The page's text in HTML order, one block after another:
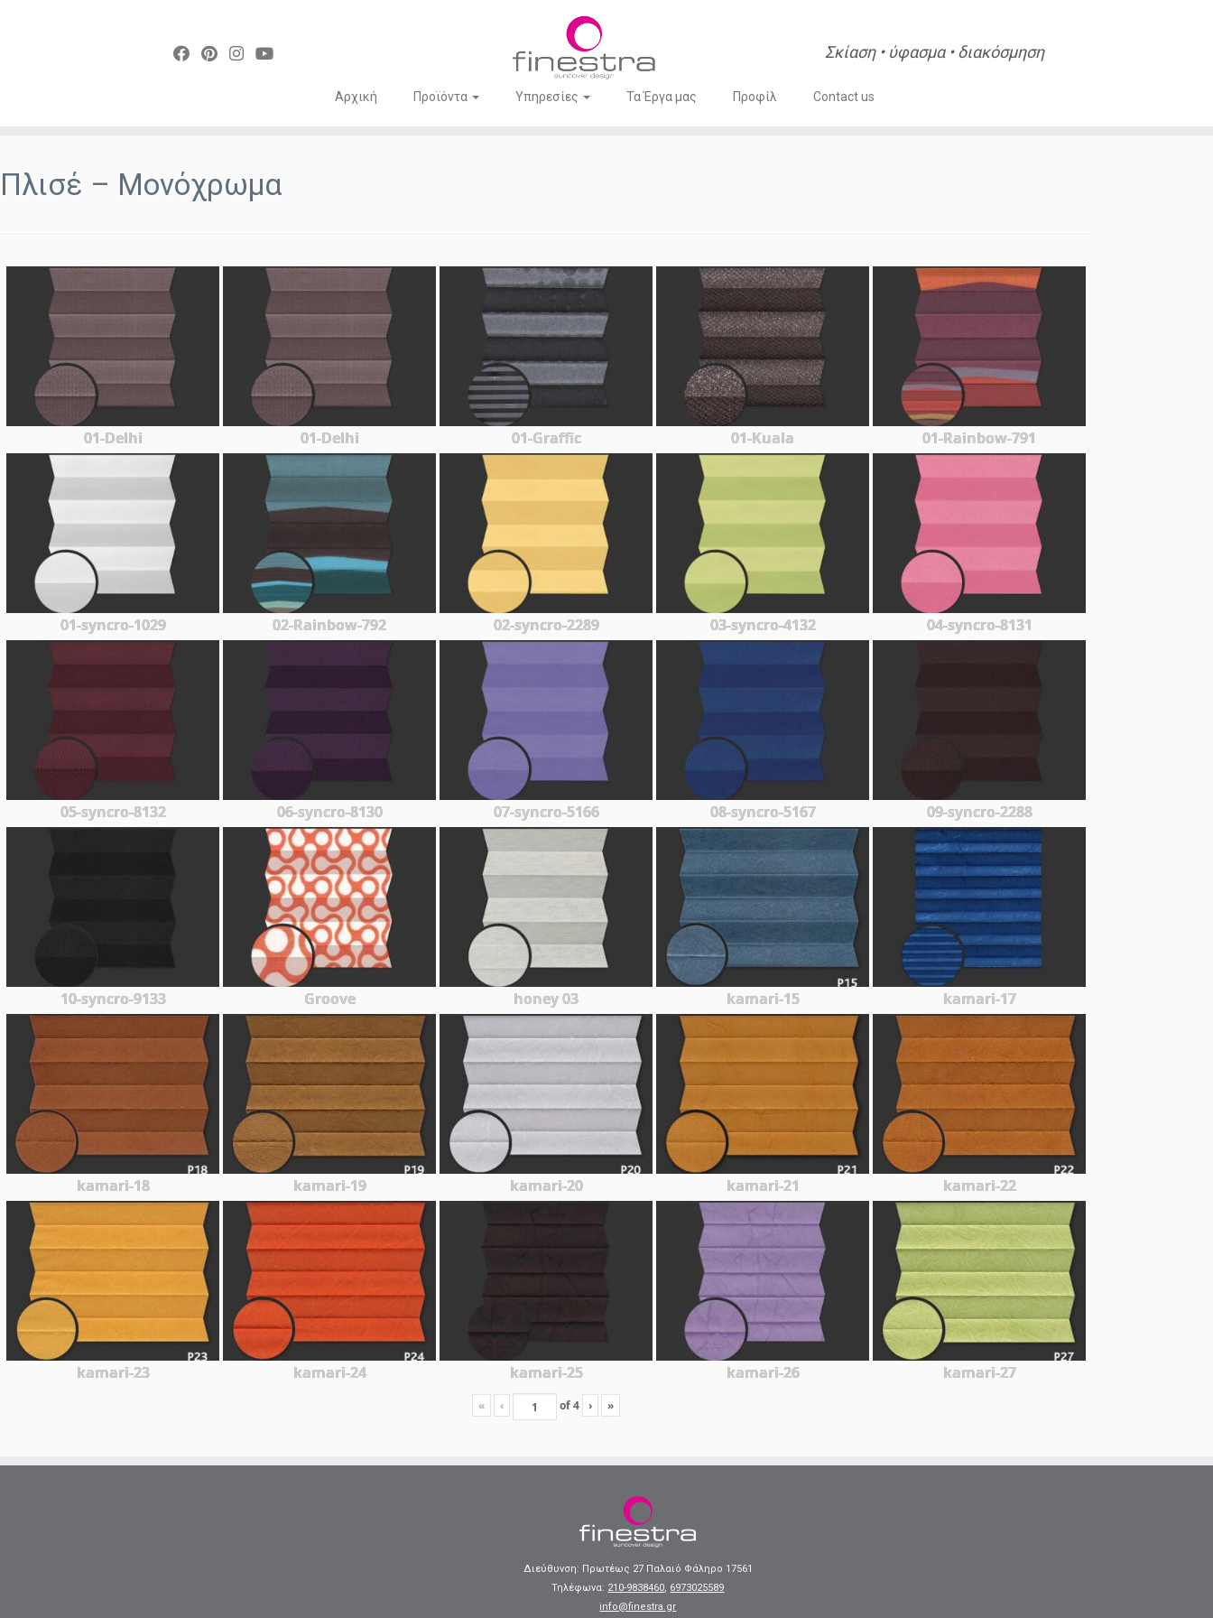
content
Σκίαση • ύφασμα • διακόσμηση
Αρχική Προϊόντα Υπηρεσίες Τα Έργα μας Προφίλ Contact us
Πλισέ – Μονόχρωμα
01-Delhi 01-Delhi 01-Graffic 01-Kuala 01-Rainbow-791
01-syncro-1029 02-Rainbow-792 02-syncro-2289 03-syncro-4132 04-syncro-8131
05-syncro-8132 06-syncro-8130 07-syncro-5166 08-syncro-5167 09-syncro-2288
10-syncro-9133 Groove honey 03 kamari-15 kamari-17
kamari-18 kamari-19 kamari-20 kamari-21 kamari-22
kamari-23 kamari-24 kamari-25 kamari-26 kamari-27
« ‹ of4 › »
Διεύθυνση: Πρωτέως 27 Παλαιό Φάληρο 17561
Τηλέφωνα: 210-9838460, 6973025589
info@finestra.gr